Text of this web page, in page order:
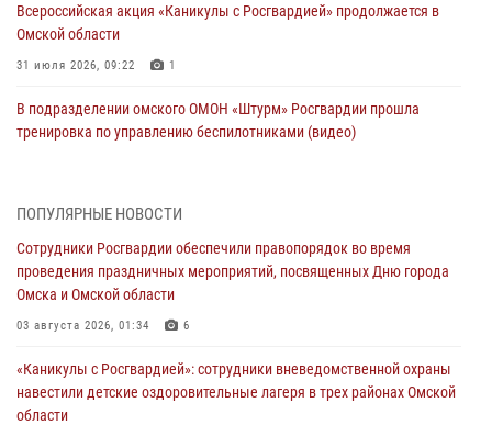
Всероссийская акция «Каникулы с Росгвардией» продолжается в
Омской области
31 июля 2026, 09:22 1
В подразделении омского ОМОН «Штурм» Росгвардии прошла
тренировка по управлению беспилотниками (видео)
Росгвардия обеспечила безопасность уникального передвижного
29 июля 2026, 01:49
Росгвардейцы приняли участие в крестном ходе в День крещения
Руси в Омске
При содействии спецназа Росгвардии пресечены нарушения
миграционного законодательства в Омске (видео)
ПОПУЛЯРНЫЕ НОВОСТИ
Сотрудники Росгвардии обеспечили правопорядок во время
проведения праздничных мероприятий, посвященных Дню города
Омска и Омской области
03 августа 2026, 01:34 6
«Каникулы с Росгвардией»: сотрудники вневедомственной охраны
навестили детские оздоровительные лагеря в трех районах Омской
области